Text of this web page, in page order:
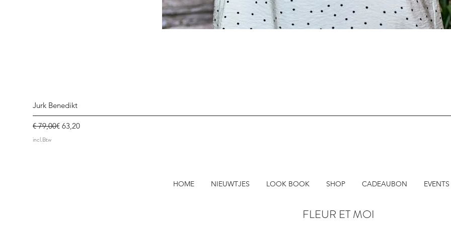
Jurk Benedikt
Normale prijs
€ 79,00
Verkoopprijs
€ 63,20
incl.Btw
HOME NIEUWTJES LOOK BOOK SHOP CADEAUBON EVENTS
FLEUR ET MOI